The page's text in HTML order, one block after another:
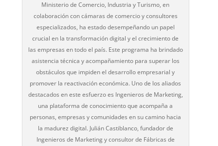
Ministerio de Comercio, Industria y Turismo, en
colaboración con cámaras de comercio y consultores
especializados, ha estado desempeñando un papel
crucial en la transformación digital y el crecimiento de
las empresas en todo el país. Este programa ha brindado
asistencia técnica y acompañamiento para superar los
obstáculos que impiden el desarrollo empresarial y
promover la reactivación económica. Uno de los aliados
destacados en este esfuerzo es Ingenieros de Marketing,
una plataforma de conocimiento que acompaña a
personas, empresas y comunidades en su camino hacia
la madurez digital. Julián Castiblanco, fundador de
Ingenieros de Marketing y consultor de Fábricas de